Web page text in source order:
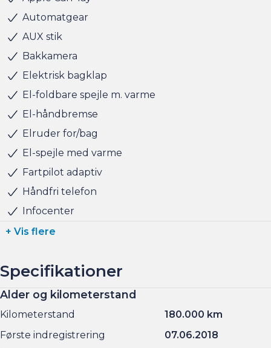
hvis du har behov for at få afsat den.
Man-Fre kl. 10.00 - 17.00
Lørdag kl. 11.00 - 15.00
Søndag kl. 10.00 - 15.00
Automatgear
AUX stik
Bakkamera
Elektrisk bagklap
El-foldbare spejle m. varme
El-håndbremse
Elruder for/bag
El-spejle med varme
Fartpilot adaptiv
Håndfri telefon
Infocenter
+ Vis flere
Specifikationer
Alder og kilometerstand
Kilometerstand
180.000 km
Første indregistrering
07.06.2018